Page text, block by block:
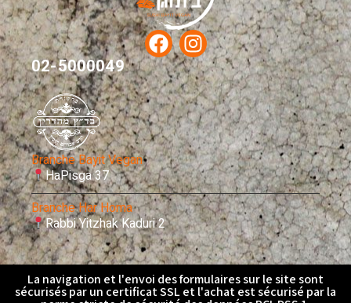
02-5000049
Branche Bayit Vegan
HaPisga 37
Branche Har Homa
Rabbi Yitzhak Kaduri 2
La navigation et l'envoi des formulaires sur le site sont
sécurisés par un certificat SSL et l'achat est sécurisé par la